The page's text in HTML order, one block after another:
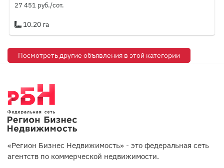
27 451 руб./сот.
10.20 га
Посмотреть другие объявления в этой категории
«Регион Бизнес Недвижимость» - это федеральная сеть
агентств по коммерческой недвижимости.